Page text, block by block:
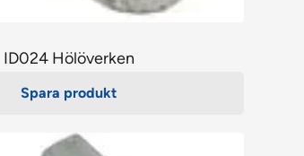
ID024 Hölöverken
Spara produkt